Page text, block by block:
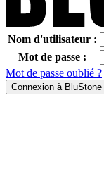
Nom d'utilisateur :
Mot de passe :
Mot de passe oublié ?